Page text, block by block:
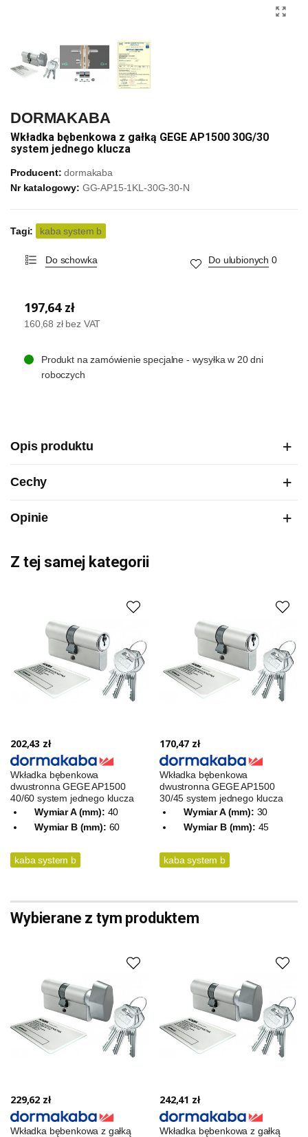
DORMAKABA
Wkładka bębenkowa z gałką GEGE AP1500 30G/30
system jednego klucza
Producent: dormakaba
Nr katalogowy: GG-AP15-1KL-30G-30-N
Tagi: kaba system b
Do schowka Do ulubionych 0
197,64 zł
160,68 zł bez VAT
Produkt na zamówienie specjalne - wysyłka w 20 dni
roboczych
Opis produktu
Cechy
Opinie
Z tej samej kategorii
202,43 zł
Wkładka bębenkowa
dwustronna GEGE AP1500
40/60 system jednego klucza
Wymiar A (mm): 40
Wymiar B (mm): 60
kaba system b
170,47 zł
Wkładka bębenkowa
dwustronna GEGE AP1500
30/45 system jednego klucza
Wymiar A (mm): 30
Wymiar B (mm): 45
kaba system b
Wybierane z tym produktem
229,62 zł
Wkładka bębenkowa z gałką
242,41 zł
Wkładka bębenkowa z gałką